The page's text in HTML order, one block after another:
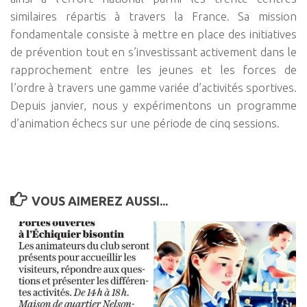
similaires répartis à travers la France. Sa mission
fondamentale consiste à mettre en place des initiatives
de prévention tout en s’investissant activement dans le
rapprochement entre les jeunes et les forces de
l’ordre à travers une gamme variée d’activités sportives.
Depuis janvier, nous y expérimentons un programme
d’animation échecs sur une période de cinq sessions.
VOUS AIMEREZ AUSSI...